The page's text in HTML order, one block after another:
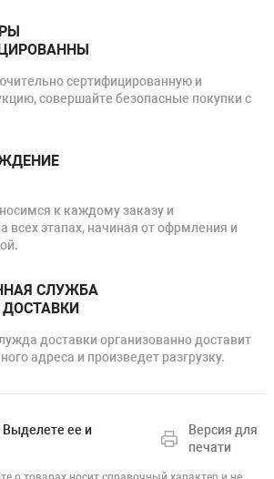
сертифицированную и
совершайте безопасные покупки с
к каждому заказу и
всех этапах, начиная от офрмления и
СЛУЖБА
доставки организованно доставит
адреса и произведет разгрузку.
ее и
Версия для
печати